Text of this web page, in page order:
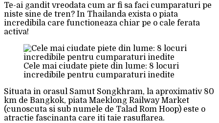
Te-ai gandit vreodata cum ar fi sa faci cumparaturi pe
niste sine de tren? In Thailanda exista o piata
incredibila care functioneaza chiar pe o cale ferata
activa!
Cele mai ciudate piete din lume: 8 locuri
incredibile pentru cumparaturi inedite
Situata in orasul Samut Songkhram, la aproximativ 80
km de Bangkok, piata Maeklong Railway Market
(cunoscuta si sub numele de Talad Rom Hoop) este o
atractie fascinanta care iti taie rasuflarea.